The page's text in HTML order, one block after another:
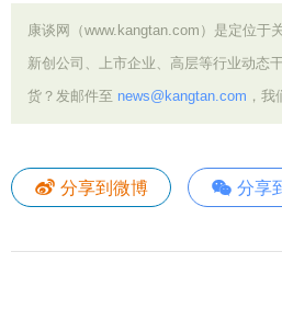
康谈网（www.kangtan.com）是定位于
新创公司、上市企业、高层等行业动态
货？发邮件至 news@kangtan.com ，
分享到微博 分享